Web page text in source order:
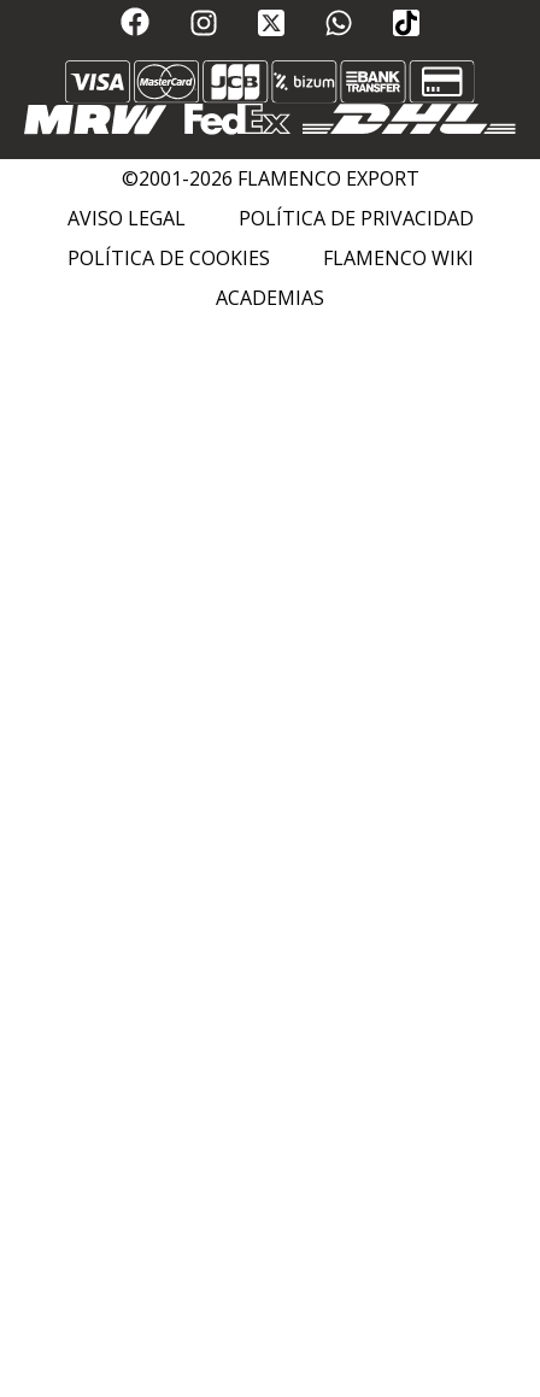
©2001-2026 FLAMENCO EXPORT
AVISO LEGAL
POLÍTICA DE PRIVACIDAD
POLÍTICA DE COOKIES
FLAMENCO WIKI
ACADEMIAS